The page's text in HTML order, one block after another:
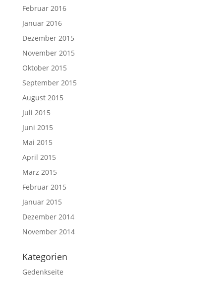
Februar 2016
Januar 2016
Dezember 2015
November 2015
Oktober 2015
September 2015
August 2015
Juli 2015
Juni 2015
Mai 2015
April 2015
März 2015
Februar 2015
Januar 2015
Dezember 2014
November 2014
Kategorien
Gedenkseite